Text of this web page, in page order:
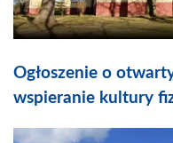
Ogłoszenie o
wspieranie kultury